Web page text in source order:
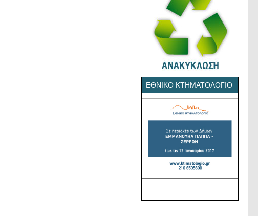
ΕΘΝΙΚΌ ΚΤΗΜΑΤΟΛΌΓΙΟ